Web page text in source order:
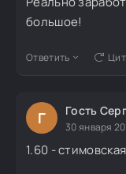
большое!
Ответить
Г Гость
30 января
1.60 - стимовская